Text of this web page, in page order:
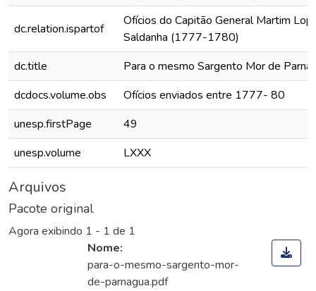
dc.relation.ispartof
Ofícios do Capitão General Martim
Saldanha (1777-1780)
dc.title
Para o mesmo Sargento Mor de
dcdocs.volume.obs
Ofícios enviados entre 1777- 80
unesp.firstPage
49
unesp.volume
LXXX
Arquivos
Pacote original
Agora exibindo 1 - 1 de 1
Nome:
para-o-mesmo-sargento-mor-
de-parnagua.pdf